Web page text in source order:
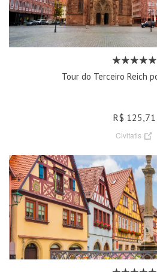
Tour do Terceiro Reich
R$ 125,71
Civitatis